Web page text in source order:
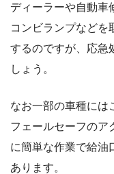
ディーラーや自動車
コンビランプなどを
するのですが、応急
しょう。
なお一部の車種には
フェールセーフのア
に簡単な作業で給油
あります。